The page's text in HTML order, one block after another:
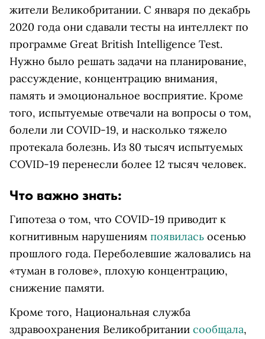
жители Великобритании. С января по декабрь
2020 года они сдавали тесты на интеллект по
программе Great British Intelligence Test.
Нужно было решать задачи на планирование,
рассуждение, концентрацию внимания,
память и эмоциональное восприятие. Кроме
того, испытуемые отвечали на вопросы о том,
болели ли COVID-19, и насколько тяжело
протекала болезнь. Из 80 тысяч испытуемых
COVID-19 перенесли более 12 тысяч человек.
Что важно знать:
Гипотеза о том, что COVID-19 приводит к
когнитивным нарушениям появилась осенью
прошлого года. Переболевшие жаловались на
«туман в голове», плохую концентрацию,
снижение памяти.
Кроме того, Национальная служба
здравоохранения Великобритании сообщала,